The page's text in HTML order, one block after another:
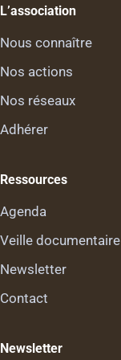
L’association
Nous connaître
Nos actions
Nos réseaux
Adhérer
Ressources
Agenda
Veille documentaire
Newsletter
Contact
Newsletter